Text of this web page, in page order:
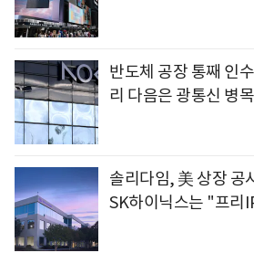
반도체 공장 통째 인
리 다음은 광통신 병
솔리다임, 美 상장
SK하이닉스는 "프리